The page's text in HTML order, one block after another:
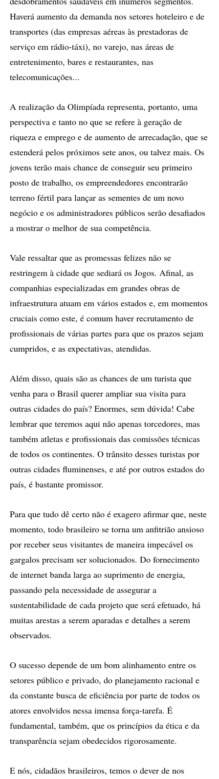
Haverá aumento da demanda nos setores hoteleiro e de
transportes (das empresas aéreas às prestadoras de
serviço em rádio-táxi), no varejo, nas áreas de
entretenimento, bares e restaurantes, nas
telecomunicações...
A realização da Olimpíada representa, portanto, uma
perspectiva e tanto no que se refere à geração de
riqueza e emprego e de aumento de arrecadação, que se
estenderá pelos próximos sete anos, ou talvez mais. Os
jovens terão mais chance de conseguir seu primeiro
posto de trabalho, os empreendedores encontrarão
terreno fértil para lançar as sementes de um novo
negócio e os administradores públicos serão desafiados
a mostrar o melhor de sua competência.
Vale ressaltar que as promessas felizes não se
restringem à cidade que sediará os Jogos. Afinal, as
companhias especializadas em grandes obras de
infraestrutura atuam em vários estados e, em momentos
cruciais como este, é comum haver recrutamento de
profissionais de várias partes para que os prazos sejam
cumpridos, e as expectativas, atendidas.
Além disso, quais são as chances de um turista que
venha para o Brasil querer ampliar sua visita para
outras cidades do país? Enormes, sem dúvida! Cabe
lembrar que teremos aqui não apenas torcedores, mas
também atletas e profissionais das comissões técnicas
de todos os continentes. O trânsito desses turistas por
outras cidades fluminenses, e até por outros estados do
país, é bastante promissor.
Para que tudo dê certo não é exagero afirmar que, neste
momento, todo brasileiro se torna um anfitrião ansioso
por receber seus visitantes de maneira impecável os
gargalos precisam ser solucionados. Do fornecimento
de internet banda larga ao suprimento de energia,
passando pela necessidade de assegurar a
sustentabilidade de cada projeto que será efetuado, há
muitas arestas a serem aparadas e detalhes a serem
observados.
O sucesso depende de um bom alinhamento entre os
setores público e privado, do planejamento racional e
da constante busca de eficiência por parte de todos os
atores envolvidos nessa imensa força-tarefa. É
fundamental, também, que os princípios da ética e da
transparência sejam obedecidos rigorosamente.
E nós, cidadãos brasileiros, temos o dever de nos